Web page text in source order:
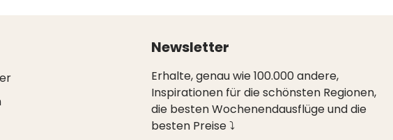
Newsletter
Erhalte, genau wie 100.000 andere,
Inspirationen für die schönsten Regionen,
die besten Wochenendausflüge und die
besten Preise ⤵